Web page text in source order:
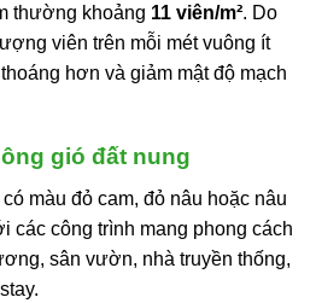
thường khoảng 11 viên/m². Do
viên trên mỗi mét vuông ít
hơn và giảm mật độ mạch
gió đất nung
có màu đỏ cam, đỏ nâu hoặc nâu
các công trình mang phong cách
sân vườn, nhà truyền thống,